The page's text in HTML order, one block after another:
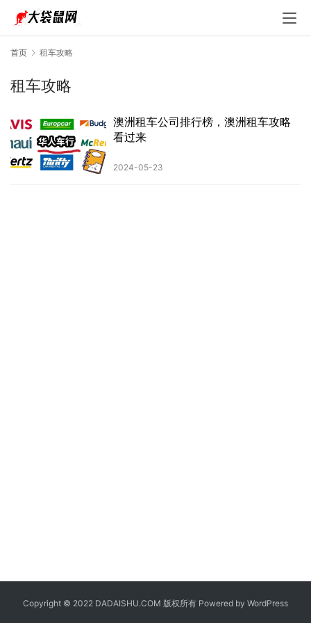
首页 租车攻略
租车攻略
澳洲租车公司排行榜，澳洲租车攻略
看过来
2024-05-23
Copyright © 2022 DADAISHU.COM 版权所有 Powered by WordPress